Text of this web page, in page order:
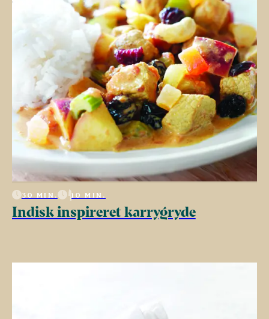
30 MIN. 10 MIN.
Indisk inspireret karrygryde